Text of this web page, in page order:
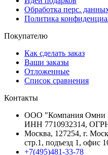
Обработка перс.
Политика
Покупателю
Как сделать заказ
Ваши заказы
Отложенные
Список сравнения
Контакты
ООО "Компания Омни
ИНН 7710932314,
Москва, 127254, г.
стр.1, подъезд 1, офис
+7(495)481-33-78